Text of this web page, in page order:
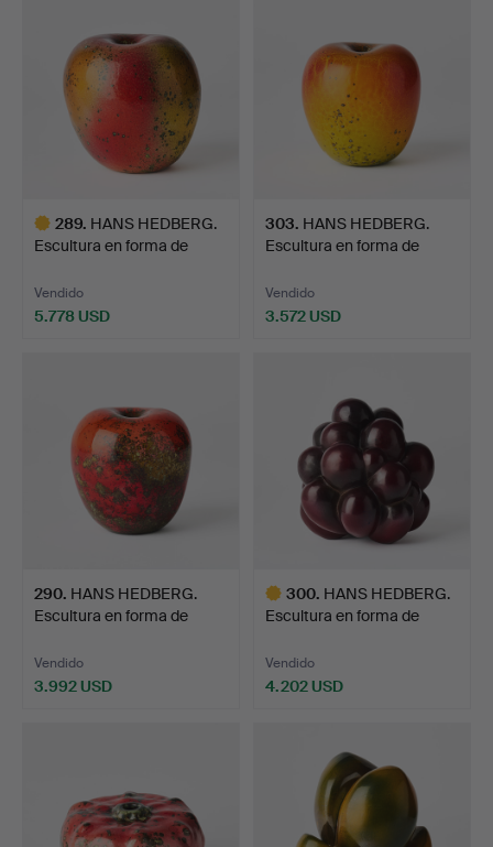
289. HANS HEDBERG.
Escultura en forma de
Vendido
5.778 USD
303. HANS HEDBERG.
Escultura en forma de
Vendido
3.572 USD
290. HANS HEDBERG.
Escultura en forma de
Vendido
3.992 USD
300. HANS HEDBERG.
Escultura en forma de
Vendido
4.202 USD